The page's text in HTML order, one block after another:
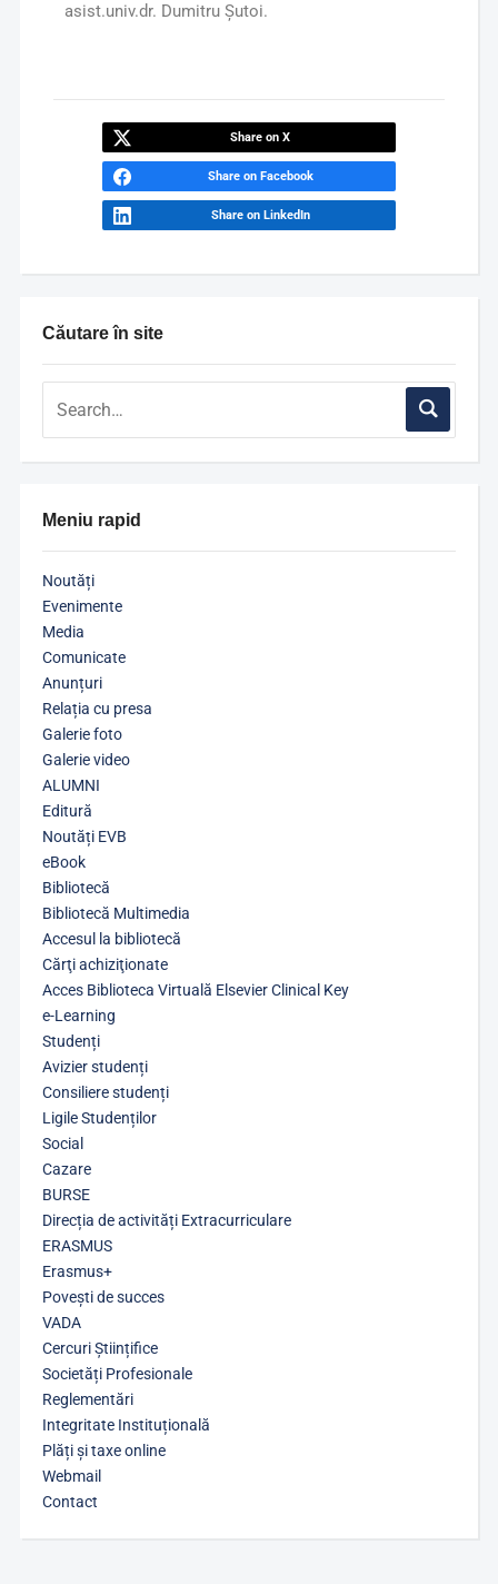
Căutare în site
Meniu rapid
Noutăți
Evenimente
Media
Comunicate
Anunțuri
Relația cu presa
Galerie foto
Galerie video
ALUMNI
Editură
Noutăți EVB
eBook
Bibliotecă
Bibliotecă Multimedia
Accesul la bibliotecă
Cărţi achiziţionate
Acces Biblioteca Virtuală Elsevier Clinical Key
e-Learning
Studenți
Avizier studenți
Consiliere studenți
Ligile Studenților
Social
Cazare
BURSE
Direcția de activități Extracurriculare
ERASMUS
Erasmus+
Povești de succes
VADA
Cercuri Științifice
Societăți Profesionale
Reglementări
Integritate Instituțională
Plăți și taxe online
Webmail
Contact
asist.univ.dr. Dumitru Șutoi.
Share on X
Share on Facebook
Share on LinkedIn